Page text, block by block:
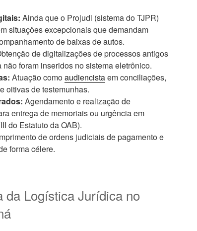
Ainda que o Projudi (sistema do TJPR)
situações excepcionais que demandam
de baixas de autos.
de digitalizações de processos antigos
foram inseridos no sistema eletrônico.
Atuação comoaudiencistaem conciliações,
oitivas de testemunhas.
Agendamento e realização de
entrega de memoriais ou urgência em
do Estatuto da OAB).
de ordens judiciais de pagamento e
forma célere.
da Logística Jurídica no